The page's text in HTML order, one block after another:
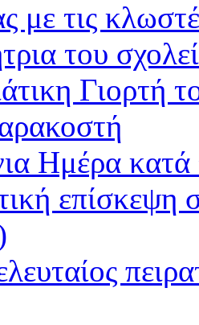
με τις
του
Γιορτή
Ημέρα κατά
επίσκεψη